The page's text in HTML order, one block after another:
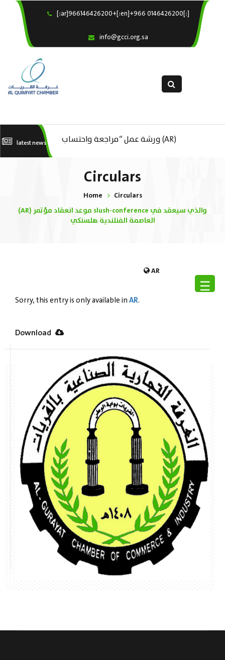
[:ar]966146426200+[:en]+966 0146426200[:]
info@gcci.org.sa
AR
☰
×
Our Services
Electronic Submission
استبيان معوقات
latest news
(AR) ورشة عمل “مراجعة واحتساب
الاقتصادية لقطاع الترفيه – الثقافة –
السياحة”
(AR) ورشة عمل : العمـــــل الحـــــر
Circulars
Home
Circulars
(AR) موعد انعقاد مؤتمر slush-conference والذي سيعقد في
العاصمة الفنلندية هلسنكي
Sorry, this entry is only available inAR.
Download